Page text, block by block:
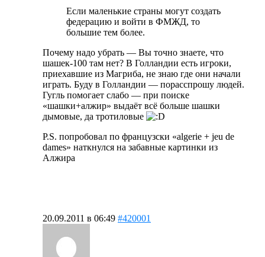
Если маленькие страны могут создать
федерацию и войти в ФМЖД, то
большие тем более.
Почему надо убрать — Вы точно знаете, что
шашек-100 там нет? В Голландии есть игроки,
приехавшие из Магриба, не знаю где они начали
играть. Буду в Голландии — порасспрошу людей.
Гугль помогает слабо — при поиске
«шашки+алжир» выдаёт всё больше шашки
дымовые, да тротиловые
P.S. попробовал по французски «algerie + jeu de
dames» наткнулся на забавные картинки из
Алжира
20.09.2011 в 06:49 #420001